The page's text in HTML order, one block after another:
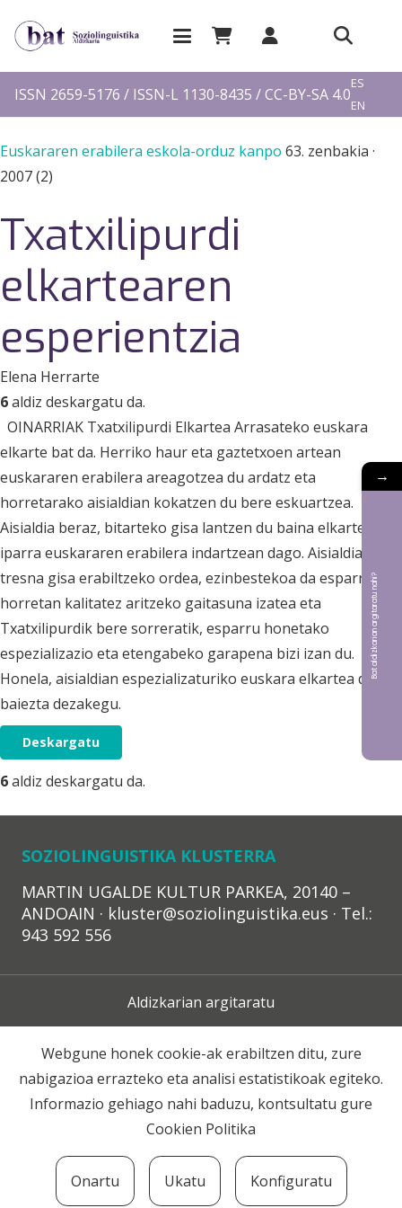
ISSN 2659-5176 / ISSN-L 1130-8435 / CC-BY-SA 4.0
ES
EN
Euskararen erabilera eskola-orduz kanpo 63. zenbakia ·
2007 (2)
Txatxilipurdi
elkartearen
esperientzia
Elena Herrarte
6aldiz deskargatu da.
OINARRIAK Txatxilipurdi Elkartea Arrasateko euskara
elkarte bat da. Herriko haur eta gaztetxoen artean
euskararen erabilera areagotzea du ardatz eta
horretarako aisialdian kokatzen du bere eskuartzea.
Aisialdia beraz, bitarteko gisa lantzen du baina elkartearen
iparra euskararen erabilera indartzean dago. Aisialdia
tresna gisa erabiltzeko ordea, ezinbestekoa da esparru
horretan kalitatez aritzeko gaitasuna izatea eta
Txatxilipurdik bere sorreratik, esparru honetako
espezializazio eta etengabeko garapena bizi izan du.
Honela, aisialdian espezializaturiko euskara elkartea dela
baiezta dezakegu.
Deskargatu
6aldiz deskargatu da.
SOZIOLINGUISTIKA KLUSTERRA
MARTIN UGALDE KULTUR PARKEA, 20140 –
ANDOAIN · kluster@soziolinguistika.eus · Tel.:
943 592 556
Aldizkarian argitaratu
Lege Oharra
Harpidetza
© 2020 Soziolinguistika Klusterra
Webgune honek cookie-ak erabiltzen ditu, zure
nabigazioa errazteko eta analisi estatistikoak egiteko.
Informazio gehiago nahi baduzu, kontsultatu gure
Cookien Politika
Onartu Ukatu Konfiguratu
→
Bat aldizkarian argitaratu nahi?